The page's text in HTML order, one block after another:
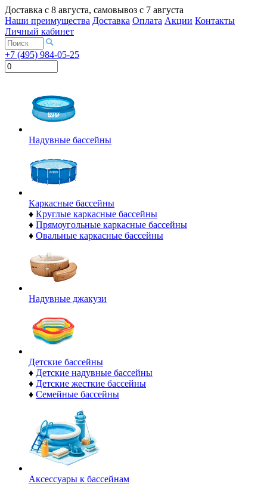
Доставка с 8 августа, самовывоз с 7 августа
Наши преимущества Доставка Оплата Акции Контакты
Личный кабинет
+7 (495) 984-05-25
Надувные бассейны
Каркасные бассейны
♦ Круглые каркасные бассейны
♦ Прямоугольные каркасные бассейны
♦ Овальные каркасные бассейны
Надувные джакузи
Детские бассейны
♦ Детские надувные бассейны
♦ Детские жесткие бассейны
♦ Семейные бассейны
Аксессуары к бассейнам